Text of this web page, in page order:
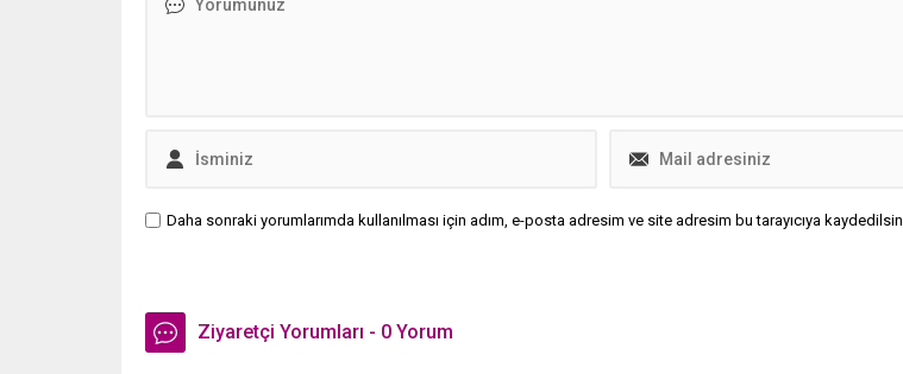
Daha sonraki yorumlarımda kullanılması için adım, e-posta adresim ve site adresim bu tarayıcıya kaydedilsin.
Ziyaretçi Yorumları - 0 Yorum